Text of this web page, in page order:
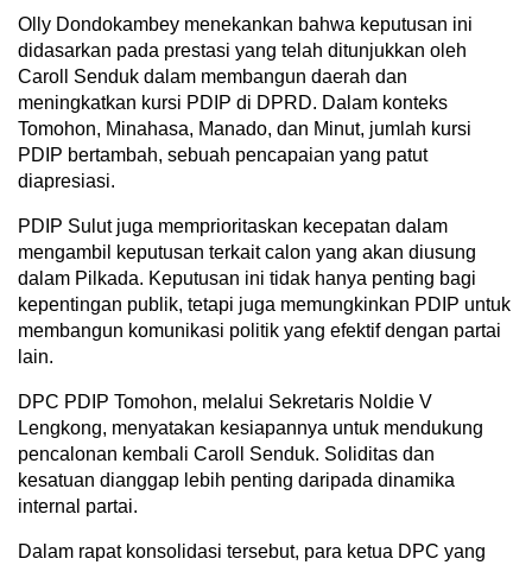
Olly Dondokambey menekankan bahwa keputusan ini
didasarkan pada prestasi yang telah ditunjukkan oleh
Caroll Senduk dalam membangun daerah dan
meningkatkan kursi PDIP di DPRD. Dalam konteks
Tomohon, Minahasa, Manado, dan Minut, jumlah kursi
PDIP bertambah, sebuah pencapaian yang patut
diapresiasi.
PDIP Sulut juga memprioritaskan kecepatan dalam
mengambil keputusan terkait calon yang akan diusung
dalam Pilkada. Keputusan ini tidak hanya penting bagi
kepentingan publik, tetapi juga memungkinkan PDIP untuk
membangun komunikasi politik yang efektif dengan partai
lain.
DPC PDIP Tomohon, melalui Sekretaris Noldie V
Lengkong, menyatakan kesiapannya untuk mendukung
pencalonan kembali Caroll Senduk. Soliditas dan
kesatuan dianggap lebih penting daripada dinamika
internal partai.
Dalam rapat konsolidasi tersebut, para ketua DPC yang